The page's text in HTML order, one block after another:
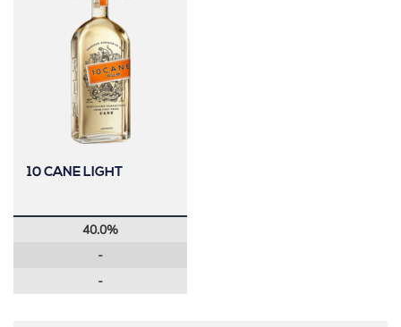
10 CANE LIGHT
40.0%
-
-